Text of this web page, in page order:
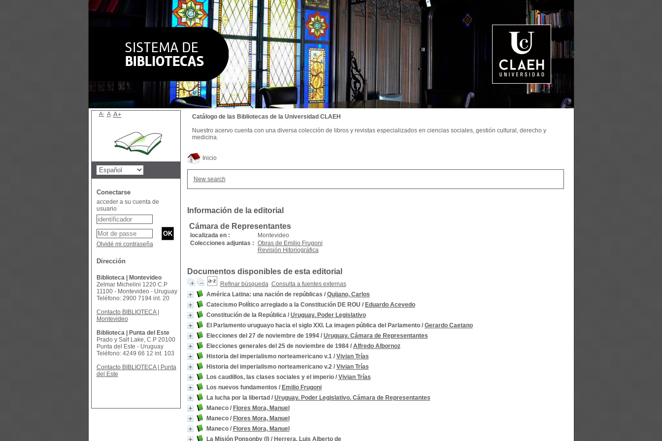
Inicio
New search
Información de la editorial
Cámara de Representantes
localizada en :
Montevideo
Colecciones adjuntas : Obras de Emilio Frugoni
Revisión Hitoriográfica
Documentos disponibles de esta editorial
Refinar búsqueda Consulta a fuentes externas
América Latina: una nación de repúblicas / Quijano, Carlos
Catecismo Político arreglado a la Constitución DE ROU / Eduardo Acevedo
Constitución de la República/ Uruguay. Poder Legislativo
El Parlamento uruguayo hacia el siglo XXI. La imagen pública del Parlamento/ Gerardo Caetano
Elecciones del 27 de noviembre de 1994/ Uruguay. Cámara de Representantes
Elecciones generales del 25 de noviembre de 1984/ Alfredo Albornoz
Historia del imperialismo norteamericano v.1/ Vivian Trías
Historia del imperialismo norteamericano v.2/ Vivian Trías
Los caudillos, las clases sociales y el imperio/ Vivian Trías
Los nuevos fundamentos / Emilio Frugoni
La lucha por la libertad / Uruguay. Poder Legislativo. Cámara de Representantes
Maneco/ Flores Mora, Manuel
Maneco/ Flores Mora, Manuel
Maneco/ Flores Mora, Manuel
La Misión Ponsonby (I)/ Herrera, Luis Alberto de
Catálogo de las Bibliotecas de la Universidad CLAEH
Nuestro acervo cuenta con una diversa colección de libros y revistas especializados en ciencias sociales, gestión cultural, derecho y
medicina.
A- A A+
Conectarse
acceder a su cuenta de
usuario
Olvidé mi contraseña
Dirección
Biblioteca | Montevideo
Zelmar Michelini 1220 C.P
11100 - Montevideo - Uruguay
Teléfono: 2900 7194 int. 20
Contacto BIBLIOTECA |
Montevideo
Biblioteca | Punta del Este
Prado y Salt Lake, C.P 20100
Punta del Este - Uruguay
Teléfono: 4249 66 12 int. 103
Contacto BIBLIOTECA | Punta
del Este